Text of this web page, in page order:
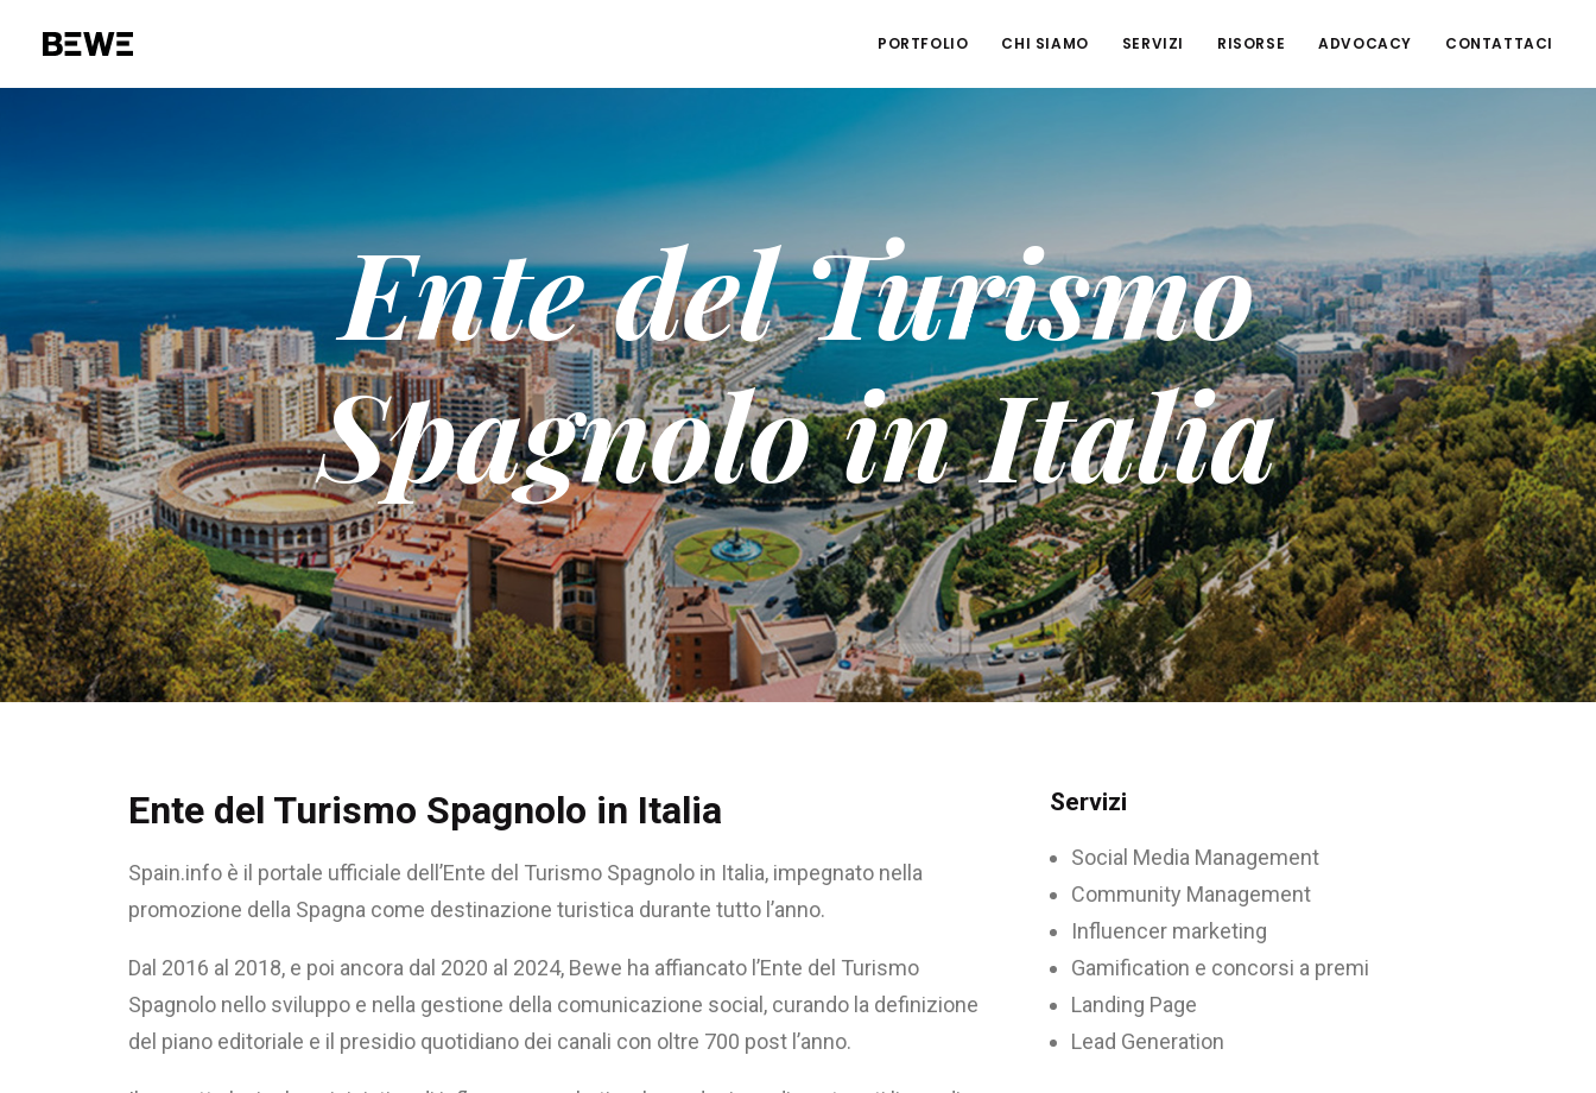
PORTFOLIO CHI SIAMO SERVIZI RISORSE ADVOCACY CONTATTACI
Ente del Turismo
Spagnolo in Italia
Ente del Turismo Spagnolo in Italia
Spain.info è il portale ufficiale dell’Ente del Turismo Spagnolo in Italia, impegnato nella
promozione della Spagna come destinazione turistica durante tutto l’anno.
Dal 2016 al 2018, e poi ancora dal 2020 al 2024, Bewe ha affiancato l’Ente del Turismo
Spagnolo nello sviluppo e nella gestione della comunicazione social, curando la definizione
del piano editoriale e il presidio quotidiano dei canali con oltre 700 post l’anno.
Servizi
Social Media Management
Community Management
Influencer marketing
Gamification e concorsi a premi
Landing Page
Lead Generation